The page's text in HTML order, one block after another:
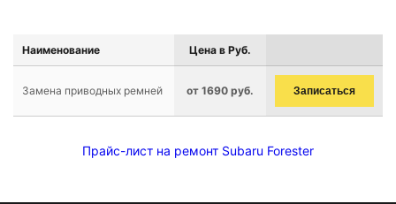
Наименование Цена в Руб.
Замена приводных ремней от 1690 руб. Записаться
Прайс-лист на ремонт Subaru Forester